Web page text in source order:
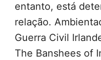
entanto, está
relação.
Guerra Civil
The Banshees of